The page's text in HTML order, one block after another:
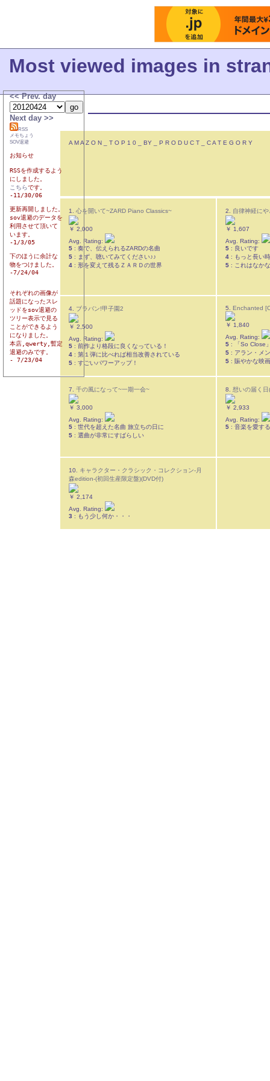
Most viewed images in
<< Prev. day
Next day >>
RSS
メモちょう
SOV退避
お知らせ
RSSを作成するよう
こちらです。
-11/30/06
更新再開しました。
sov退避のデータを
利用させて頂いて
います。
-1/3/05
下のほうに余計な
物をつけました。
-7/24/04
それぞれの画像が
話題になったスレ
ッドをsov退避の
ツリー表示で見る
ことができるよう
になりました。
本店,qwerty,暫定
退避のみです。
- 7/23/04
A M A Z O N _ T O P 1 0 _ BY _ P R O D U C T _ C A T E G O R Y
1. 心を開いて~ZARD Piano Classics~
￥ 2,000
Avg. Rating:
5 : 奏で、伝えられるZARDの名曲
5 : まず、聴いてみてください♪♪
4 : 形を変えて残るＺＡＲＤの世界
2. 自律神経に
￥ 1,607
Avg. Rating:
5 : 良いです
4 : もっと長い
5 : これはなか
4. ブラバン!甲子園2
￥ 2,500
Avg. Rating:
5 : 前作より格段に良くなっている！
4 : 第１弾に比べれば相当改善されている
5 : すごいパワーアップ！
5. Enchanted
￥ 1,840
Avg. Rating:
5 : 「So Close
5 : アラン・メ
5 : 賑やかな映
7. 千の風になって~一期一会~
￥ 3,000
Avg. Rating:
5 : 世代を超えた名曲 旅立ちの日に
5 : 選曲が非常にすばらしい
8. 想いの届く
￥ 2,933
Avg. Rating:
5 : 音楽を愛す
10. キャラクター・クラシック・コレクション-月
森edition-(初回生産限定盤)(DVD付)
￥ 2,174
Avg. Rating:
3 : もう少し何か・・・